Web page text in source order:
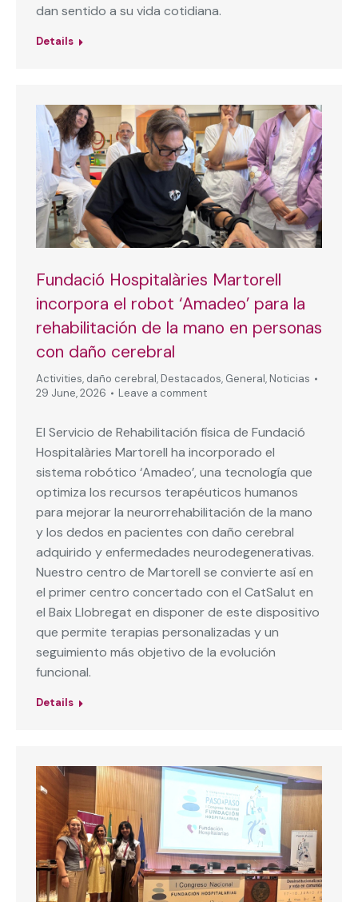
dan sentido a su vida cotidiana.
Details
Fundació Hospitalàries Martorell
incorpora el robot ‘Amadeo’ para la
rehabilitación de la mano en personas
con daño cerebral
Activities, daño cerebral, Destacados, General, Noticias
29 June, 2026
Leave a comment
El Servicio de Rehabilitación física de Fundació
Hospitalàries Martorell ha incorporado el
sistema robótico ‘Amadeo’, una tecnología que
optimiza los recursos terapéuticos humanos
para mejorar la neurorrehabilitación de la mano
y los dedos en pacientes con daño cerebral
adquirido y enfermedades neurodegenerativas.
Nuestro centro de Martorell se convierte así en
el primer centro concertado con el CatSalut en
el Baix Llobregat en disponer de este dispositivo
que permite terapias personalizadas y un
seguimiento más objetivo de la evolución
funcional.
Details